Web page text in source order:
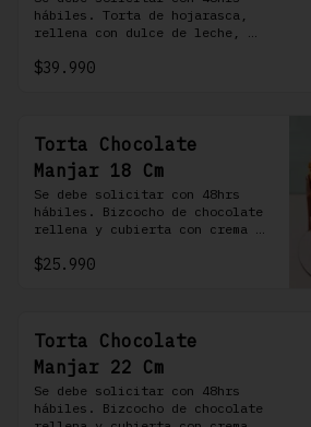
hábiles. Torta de hojarasca,
rellena con dulce de leche,
frambuesas, frambuesas frescas
$39.990
Torta Chocolate
Manjar 18 Cm
Se debe solicitar con 48hrs
hábiles. Bizcocho de chocolate
rellena y cubierta con crema
profiteroles.
$25.990
Torta Chocolate
Manjar 22 Cm
Se debe solicitar con 48hrs
hábiles. Bizcocho de chocolate